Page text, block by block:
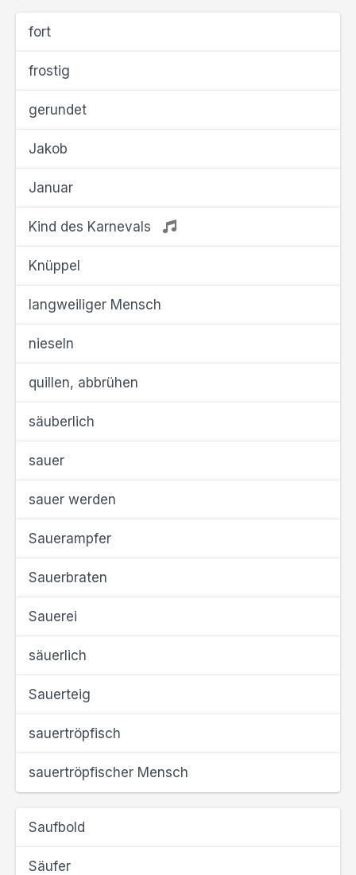
fort
frostig
gerundet
Jakob
Januar
Kind des Karnevals
Knüppel
langweiliger Mensch
nieseln
quillen, abbrühen
säuberlich
sauer
sauer werden
Sauerampfer
Sauerbraten
Sauerei
säuerlich
Sauerteig
sauertröpfisch
sauertröpfischer Mensch
Saufbold
Säufer